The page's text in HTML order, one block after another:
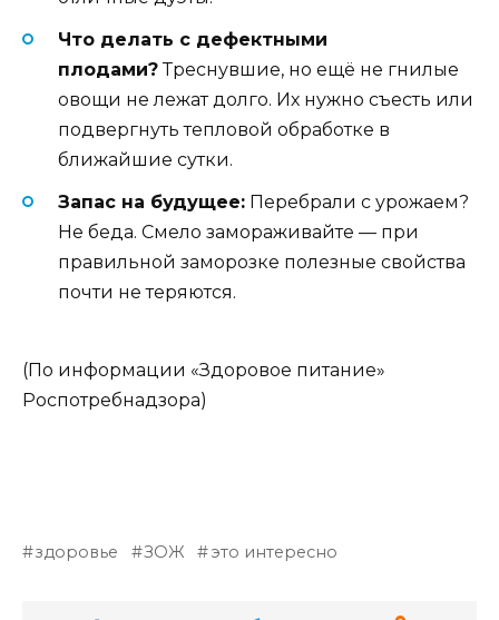
Что делать с дефектными
плодами?Треснувшие, но ещё не гнилые
овощи не лежат долго. Их нужно съесть или
подвергнуть тепловой обработке в
ближайшие сутки.
Запас на будущее: Перебрали с урожаем?
Не беда. Смело замораживайте — при
правильной заморозке полезные свойства
почти не теряются.
(По информации «Здоровое питание»
Роспотребнадзора)
здоровье ЗОЖ это интересно